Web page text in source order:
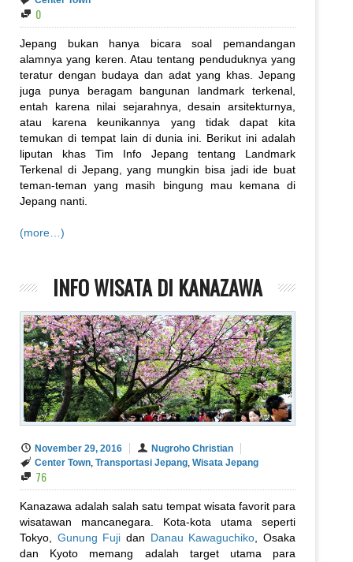
0
Jepang bukan hanya bicara soal pemandangan
alamnya yang keren. Atau tentang penduduknya yang
teratur dengan budaya dan adat yang khas. Jepang
juga punya beragam bangunan landmark terkenal,
entah karena nilai sejarahnya, desain arsitekturnya,
atau karena keunikannya yang tidak dapat kita
temukan di tempat lain di dunia ini. Berikut ini adalah
liputan khas Tim Info Jepang tentang Landmark
Terkenal di Jepang, yang mungkin bisa jadi ide buat
teman-teman yang masih bingung mau kemana di
Jepang nanti.
(more…)
INFO WISATA DI KANAZAWA
November 29, 2016
Nugroho Christian
Center Town, Transportasi Jepang, Wisata Jepang
76
Kanazawa adalah salah satu tempat wisata favorit para
wisatawan mancanegara. Kota-kota utama seperti
Tokyo, Gunung Fuji dan Danau Kawaguchiko , Osaka
dan Kyoto memang adalah target utama para